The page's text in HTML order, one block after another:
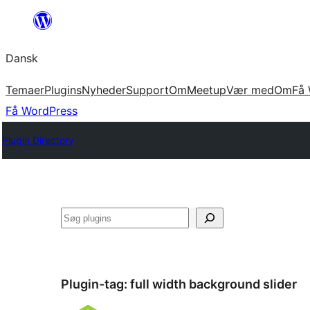
Spring
indhold
Dansk
TemaerPluginsNyhederSupportOmMeetupVær medOmFå
Få WordPress
Plugin Directory
Søg
Plugin-tag: full width background slider